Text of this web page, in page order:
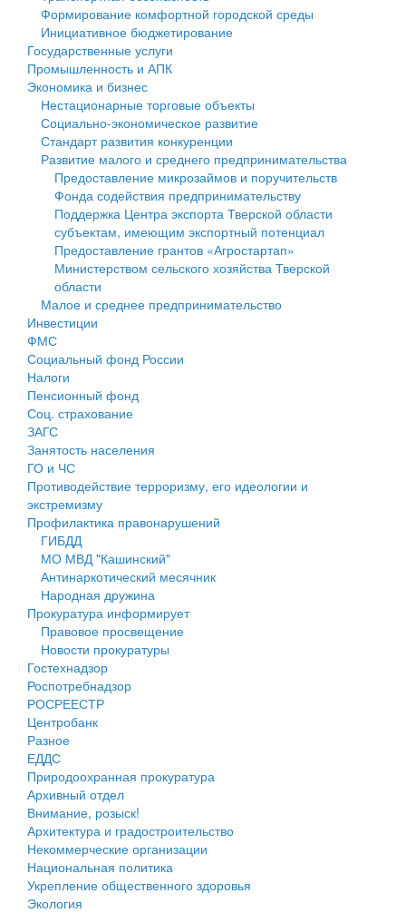
Государственные услуги
Промышленность и АПК
Экономика и бизнес
Символика
Устав
Гостям округа
Туризм
Культура
Образование
Здравоохранение
Социальная защита
Фотоальбом
муниципального округа Тверской области
Администрация Кашинского муниципального округа
Тверской области
Управление сельскими территориями
Открытые данные
Работа с обращениями граждан
Муниципальный контроль
Муниципальные услуги
Проекты административных регламентов
Антимонопольный комплаенс
Противодействие коррупции
Финансовое управление
Бюджет для граждан
Имущество
Выявление правообладателей ранее учтенных
объектов недвижимости
Имущественная поддержка субъектов малого и
среднего предпринимательства
Информационная поддержка субъектов малого и
среднего предпринимательства
Муниципальные программы
Контрольно-счетная палата
Персональные данные
Оценка регулирующего воздействия
Деятельность МУ
Нормативы градостроительного проектирования
Правила землепользования и застройки
Генеральные планы
Проекты планировки территории
Собрание депутатов
Городское поселение
Сельские поселения
Формирование комфортной городской среды
Инициативное бюджетирование
Государственные услуги
Промышленность и АПК
Экономика и бизнес
Нестационарные торговые объекты
Социально-экономическое развитие
Стандарт развития конкуренции
Развитие малого и среднего предпринимательства
Предоставление микрозаймов и поручительств
Фонда содействия предпринимательству
Поддержка Центра экспорта Тверской области
субъектам, имеющим экспортный потенциал
Предоставление грантов «Агростартап»
Министерством сельского хозяйства Тверской
области
Малое и среднее предпринимательство
Инвестиции
ФМС
Социальный фонд России
Налоги
Пенсионный фонд
Соц. страхование
ЗАГС
Занятость населения
ГО и ЧС
Противодействие терроризму, его идеологии и
экстремизму
Профилактика правонарушений
ГИБДД
МО МВД "Кашинский"
Антинаркотический месячник
Народная дружина
Прокуратура информирует
Правовое просвещение
Новости прокуратуры
Гостехнадзор
Роспотребнадзор
РОСРЕЕСТР
Центробанк
Разное
ЕДДС
Природоохранная прокуратура
Архивный отдел
Внимание, розыск!
Архитектура и градостроительство
Некоммерческие организации
Национальная политика
Укрепление общественного здоровья
Экология